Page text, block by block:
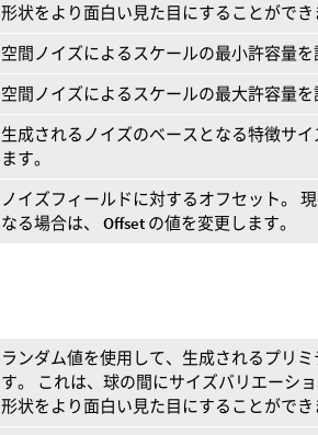
形状をより面白い見た目にすることができ
空間ノイズによるスケールの最小許容量を
空間ノイズによるスケールの最大許容量を
生成されるノイズのベースとなる特徴サ
ます。
ノイズフィールドに対するオフセット。
なる場合は、Offset の値を変更します。
ランダム値を使用して、生成されるプリ
す。 これは、球の間にサイズバリエーシ
形状をより面白い見た目にすることができ